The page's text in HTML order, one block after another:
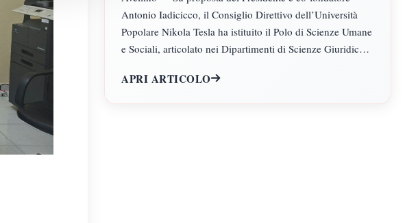
ECONOMICHE, SCIENZE
POLITICHE, PSICOLOGIA,
SCIENZE UMANE, FILOSOFIA E
Antonio Iadicicco, il Consiglio Direttivo dell’Università
Popolare Nikola Tesla ha istituito il Polo di Scienze Umane
e Sociali, articolato nei Dipartimenti di Scienze Giuridiche
Umane, Filosofia e Pedagogia.
APRI ARTICOLO